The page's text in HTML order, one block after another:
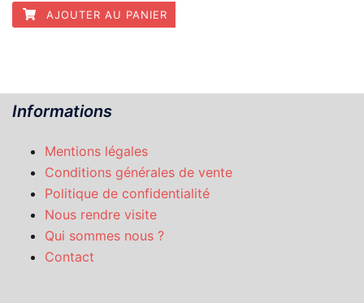
AJOUTER AU PANIER
Informations
Mentions légales
Conditions générales de vente
Politique de confidentialité
Nous rendre visite
Qui sommes nous ?
Contact